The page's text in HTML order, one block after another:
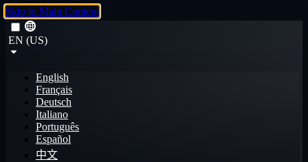
Skip to Main Content
EN (US)
English
Français
Deutsch
Italiano
Português
Español
中文